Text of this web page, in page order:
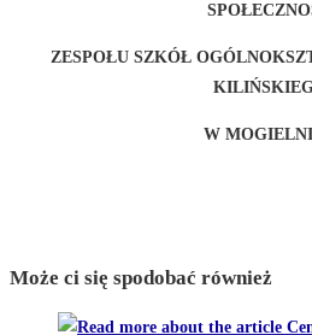
ZESPOŁU SZKÓŁ
W
Może ci się spodobać również